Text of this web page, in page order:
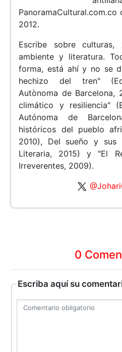
2012.
Escribe sobre culturas,
ambiente y literatura.
forma, está ahí y no se
hechizo del tren"
Autònoma de Barcelona,
climático y resiliencia"
Autónoma de
históricos del pueblo
2010), Del sueño y sus
Literaria, 2015) y "El
Irreverentes, 2009).
0
Escriba aquí su